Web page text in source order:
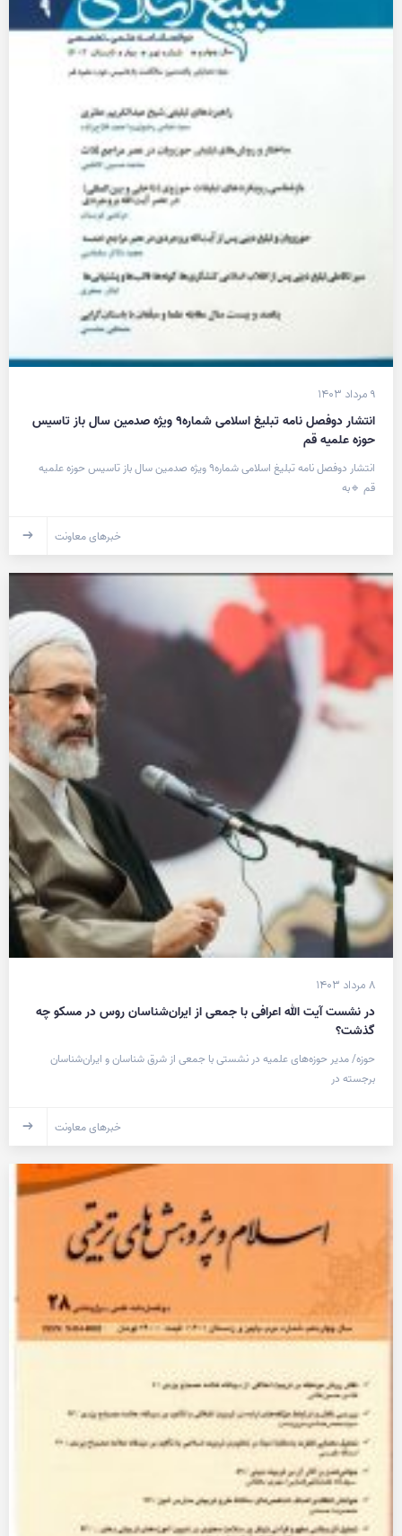
۹ مرداد ۱۴۰۳
انتشار دوفصل نامه تبلیغ اسلامی شماره۹ ویژه صدمین سال باز تاسیس
حوزه علمیه قم
انتشار دوفصل نامه تبلیغ اسلامی شماره۹ ویژه صدمین سال باز تاسیس حوزه علمیه
قم 🔹به
خبرهای معاونت
۸ مرداد ۱۴۰۳
در نشست آیت الله اعرافی با جمعی از ایران‌شناسان روس در مسکو چه
گذشت؟
حوزه/ مدیر حوزه‌های علمیه در نشستی با جمعی از شرق شناسان و ایران‌شناسان
برجسته در
خبرهای معاونت